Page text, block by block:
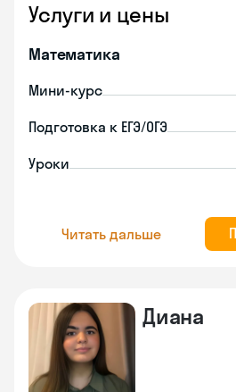
Услуги и цены
Математика
Мини-курс
Подготовка к ЕГЭ/ОГЭ
Уроки
Читать дальше
Диана